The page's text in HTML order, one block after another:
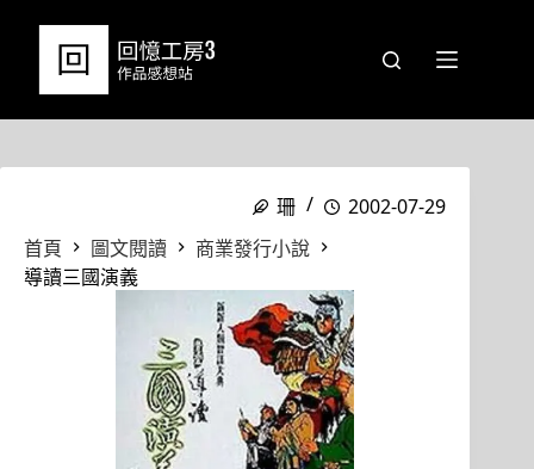
珊
2002-07-29
首頁
圖文閱讀
商業發行小說
導讀三國演義